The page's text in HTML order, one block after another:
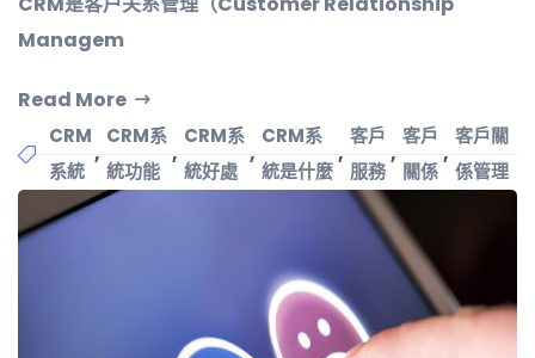
Managem
Read More
CRM
系統
,
CRM系
統功能
,
CRM系
統好處
,
CRM系
統是什麼
,
客戶
服務
,
客戶
關係
,
客戶關
係管理